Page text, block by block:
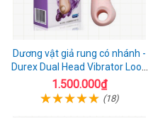
Dương vật giả rung có nhánh -
Durex Dual Head Vibrator Loop
21
1.500.000₫
(18)